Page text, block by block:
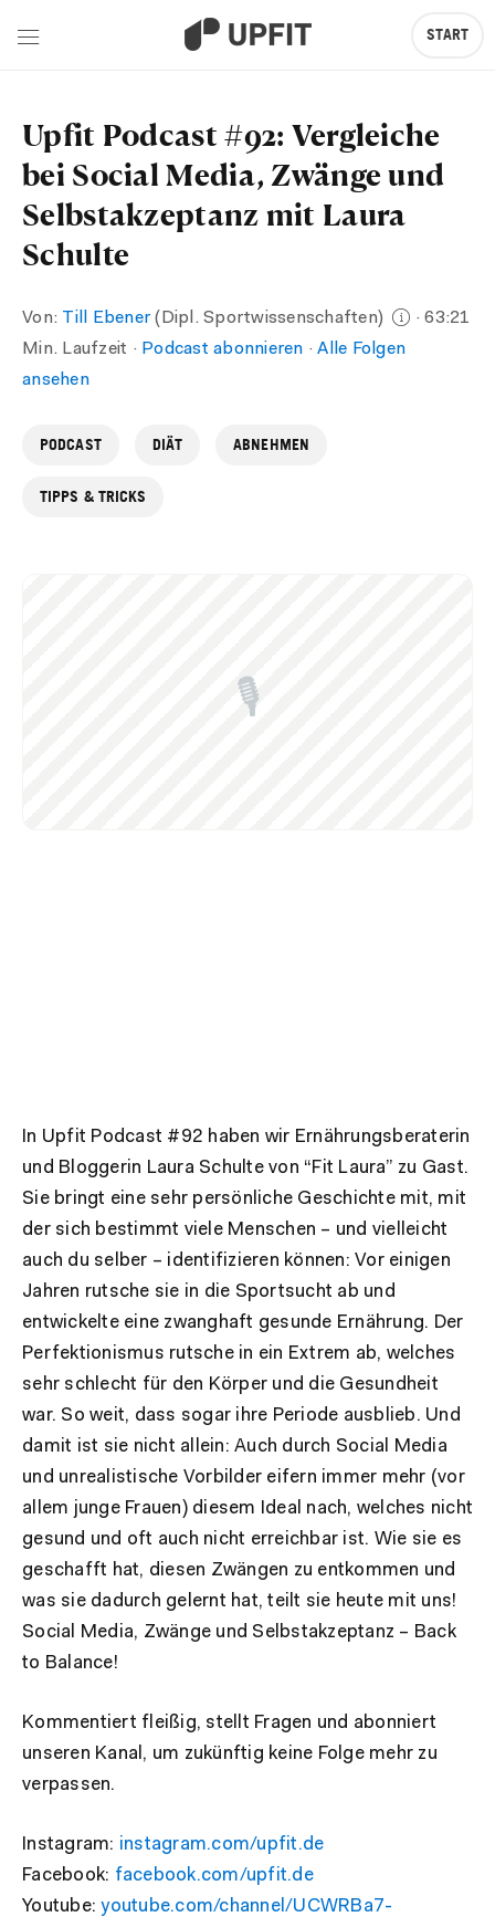
Upfit Podcast #92: Vergleiche
bei Social Media, Zwänge und
Selbstakzeptanz mit Laura
Schulte
Von: Till Ebener(Dipl. Sportwissenschaften)
· 63:21
Min. Laufzeit · Podcast abonnieren ·Alle Folgen
ansehen
PODCAST DIÄT ABNEHMEN
TIPPS & TRICKS
🎙️
In Upfit Podcast #92 haben wir Ernährungsberaterin
und Bloggerin Laura Schulte von “Fit Laura” zu Gast.
Sie bringt eine sehr persönliche Geschichte mit, mit
der sich bestimmt viele Menschen – und vielleicht
auch du selber – identifizieren können: Vor einigen
Jahren rutsche sie in die Sportsucht ab und
entwickelte eine zwanghaft gesunde Ernährung. Der
Perfektionismus rutsche in ein Extrem ab, welches
sehr schlecht für den Körper und die Gesundheit
war. So weit, dass sogar ihre Periode ausblieb. Und
damit ist sie nicht allein: Auch durch Social Media
und unrealistische Vorbilder eifern immer mehr (vor
allem junge Frauen) diesem Ideal nach, welches nicht
gesund und oft auch nicht erreichbar ist. Wie sie es
geschafft hat, diesen Zwängen zu entkommen und
was sie dadurch gelernt hat, teilt sie heute mit uns!
Social Media, Zwänge und Selbstakzeptanz – Back
to Balance!
Kommentiert fleißig, stellt Fragen und abonniert
unseren Kanal, um zukünftig keine Folge mehr zu
verpassen.
Instagram: instagram.com/upfit.de
Facebook: facebook.com/upfit.de
Youtube:youtube.com/channel/UCWRBa7-
START